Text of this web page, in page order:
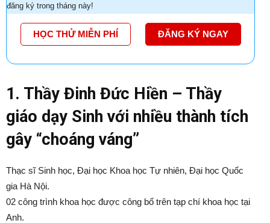
đăng ký trong tháng này!
HỌC THỬ MIỄN PHÍ ĐĂNG KÝ NGAY
1. Thầy Đinh Đức Hiền – Thầy
giáo dạy Sinh với nhiều thành tích
gây “choáng váng”
Thạc sĩ Sinh học, Đại học Khoa học Tự nhiên, Đại học Quốc
gia Hà Nội.
02 công trình khoa học được công bố trên tạp chí khoa học tại
Anh.